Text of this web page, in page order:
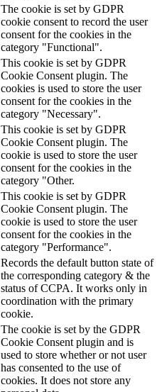
The cookie is set by GDPR
cookie consent to record the user
consent for the cookies in the
category "Functional".
This cookie is set by GDPR
Cookie Consent plugin. The
cookies is used to store the user
consent for the cookies in the
category "Necessary".
This cookie is set by GDPR
Cookie Consent plugin. The
cookie is used to store the user
consent for the cookies in the
category "Other.
This cookie is set by GDPR
Cookie Consent plugin. The
cookie is used to store the user
consent for the cookies in the
category "Performance".
Records the default button state of
the corresponding category & the
status of CCPA. It works only in
coordination with the primary
cookie.
The cookie is set by the GDPR
Cookie Consent plugin and is
used to store whether or not user
has consented to the use of
cookies. It does not store any